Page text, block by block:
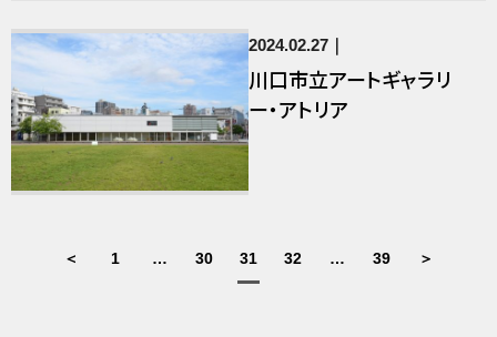
2024.02.27
川口市立アートギャラリ
ー・アトリア
＜ 1 … 30 31 32 … 39 ＞